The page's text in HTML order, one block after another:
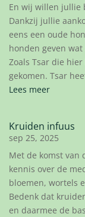
En wij willen jullie
Dankzij jullie
eens een oude
honden geven
Zoals Tsar die
gekomen. Tsar
Lees meer
Kruiden infuus
sep 25, 2025
Met de komst van
kennis over de
bloemen, wortels
Bedenk dat
en daarmee de